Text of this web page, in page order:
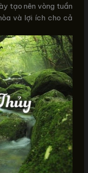
tạo nên vòng tuần
và lợi ích cho cả